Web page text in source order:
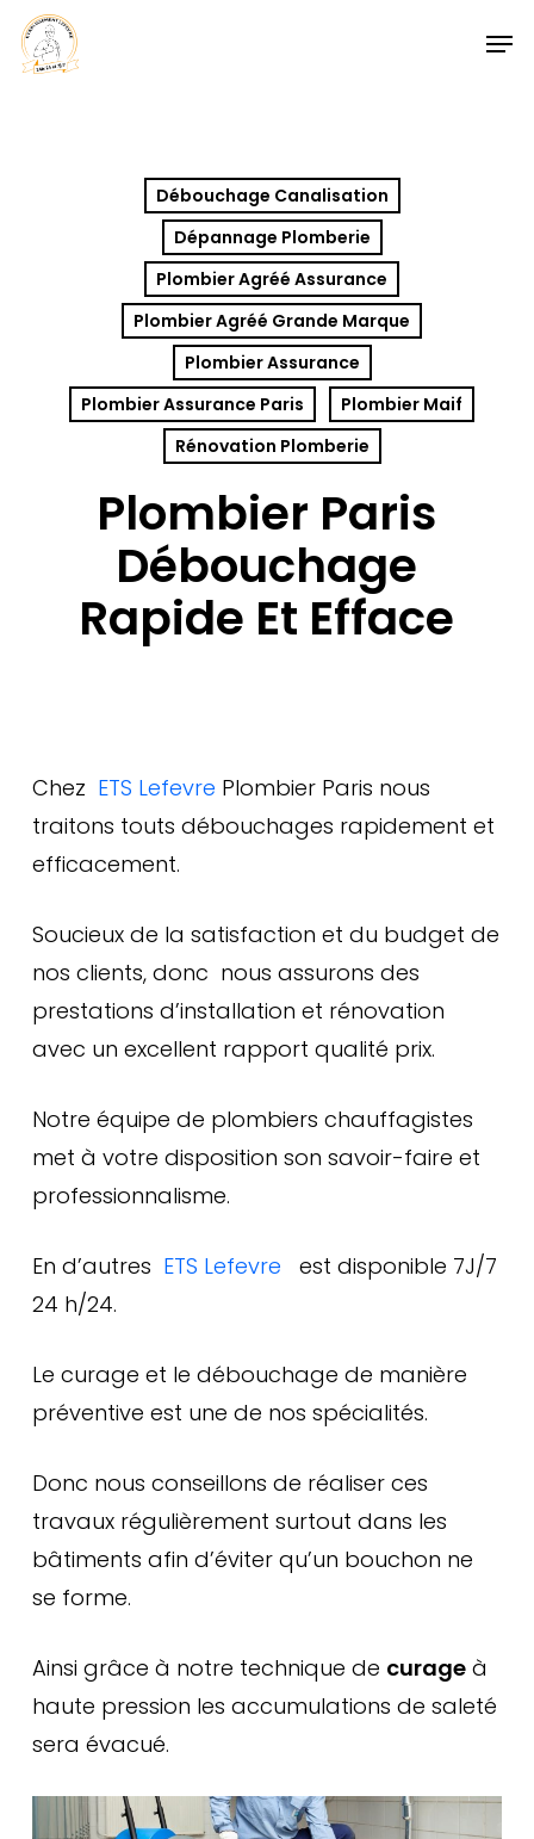
Skip
Débouchage Canalisation
Dépannage Plomberie
Plombier Agréé Assurance
Plombier Agréé Grande Marque
Plombier Assurance
Plombier Assurance Paris
Plombier Maif
Rénovation Plomberie
Plombier Paris
Débouchage
Rapide Et Efface
Chez ETS Lefevre Plombier Paris nous
traitons touts débouchages rapidement et
efficacement.
Soucieux de la satisfaction et du budget de
nos clients, donc nous assurons des
prestations d’installation et rénovation
avec un excellent rapport qualité prix.
Notre équipe de plombiers chauffagistes
met à votre disposition son savoir-faire et
professionnalisme.
En d’autres ETS Lefevre est disponible 7J/7
24 h/24.
Le curage et le débouchage de manière
préventive est une de nos spécialités.
Donc nous conseillons de réaliser ces
travaux régulièrement surtout dans les
bâtiments afin d’éviter qu’un bouchon ne
se forme.
Ainsi grâce à notre technique de curageà
haute pression les accumulations de saleté
sera évacué.